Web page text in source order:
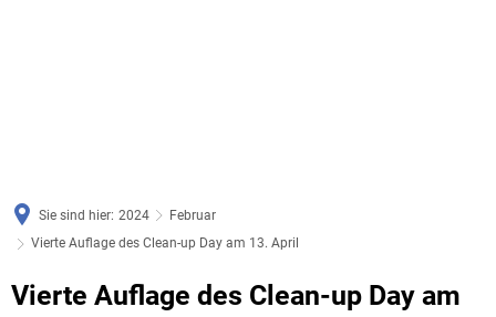
Sie sind hier: 2024
Februar
Vierte Auflage des Clean-up Day am 13. April
Vierte Auflage des Clean-up Day am